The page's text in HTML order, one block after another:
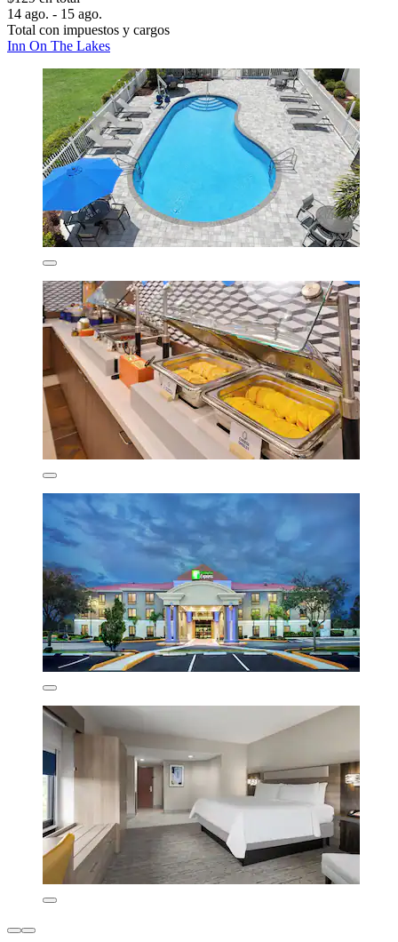
14 ago. - 15 ago.
Total con impuestos y cargos
Inn On The Lakes